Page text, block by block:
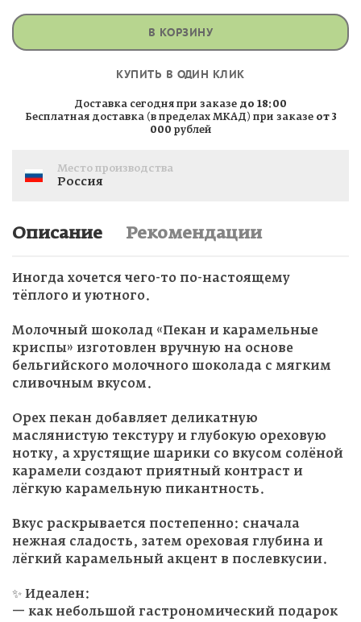
В КОРЗИНУ
КУПИТЬ В ОДИН КЛИК
Доставка сегодня при заказе до 18:00
Бесплатная доставка (в пределах МКАД) при заказе от 3
000 рублей
Место производства
Россия
Описание Рекомендации
Иногда хочется чего-то по-настоящему
тёплого и уютного.
Молочный шоколад «Пекан и карамельные
криспы» изготовлен вручную на основе
бельгийского молочного шоколада с мягким
сливочным вкусом.
Орех пекан добавляет деликатную
маслянистую текстуру и глубокую ореховую
нотку, а хрустящие шарики со вкусом солёной
карамели создают приятный контраст и
лёгкую карамельную пикантность.
Вкус раскрывается постепенно: сначала
нежная сладость, затем ореховая глубина и
лёгкий карамельный акцент в послевкусии.
✨ Идеален:
— как небольшой гастрономический подарок